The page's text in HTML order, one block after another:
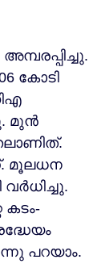
കോടി
മുന്‍
മൂലധന
കടം-
പറയാം.